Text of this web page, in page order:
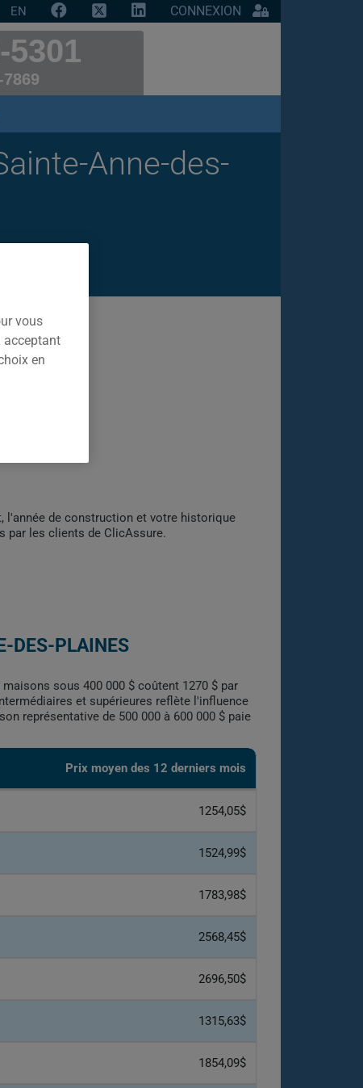
EN CONNEXION
5301
Anne-des-
l'année de construction et votre historique
par les clients de ClicAssure.
DES-PLAINES
sous 400 000 $ coûtent 1270 $ par
et supérieures reflète l'influence
représentative de 500 000 à 600 000 $ paie
Prix moyen des 12 derniers mois
1254,05$
1524,99$
1783,98$
2568,45$
2696,50$
1315,63$
1854,09$
vous
acceptant
en